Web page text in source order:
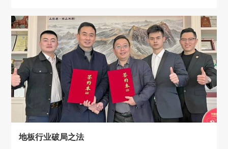
然之家柬埔寨金边店将正式开业。据悉，这是居然之家的首
家境外店，金边店的落地也意味着居然之家是第一家走向海
外的中国家居企业。
地板行业破局之法